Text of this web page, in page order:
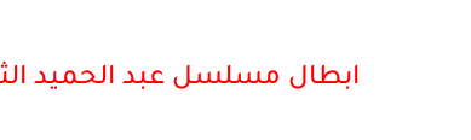
ابطال مسلسل عبد الحميد